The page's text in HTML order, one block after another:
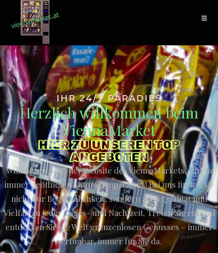
IHR 24/7 PARADIES
Herzlich willkommen beim
ViennaMarket
HIER ZU UNSEREN TOP
ANGEBOTEN
Willkommen auf der Website des ViennaMarkets, Ihrem
immer geöffneten Automatenparadies! Bei uns finden Sie
nicht nur Bequemlichkeit, sondern auch Qualität und
Vielfalt zu jeder Tages- und Nachtzeit. Treten Sie ein und
entdecken Sie die Welt grenzenlosen Genusses – immer
verfügbar, immer für Sie da.